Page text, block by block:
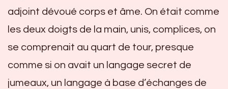
adjoint dévoué corps et âme. On était comme
les deux doigts de la main, unis, complices, on
se comprenait au quart de tour, presque
comme si on avait un langage secret de
jumeaux, un langage à base d’échanges de